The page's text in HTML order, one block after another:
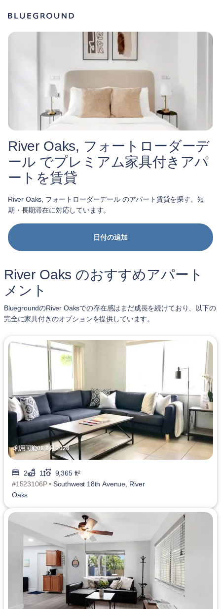
River Oaks, フォートローダーデ
ール でプレミアム家具付きアパ
ートを賃貸
River Oaks, フォートローダーデール のアパート賃貸を探す。短
期・長期滞在に対応しています。
日付の追加
River Oaks のおすすめアパート
メント
BluegroundのRiver Oaksでの存在感はまだ成長を続けており、以下の
完全に家具付きのオプションを提供しています。
利用可能08 8月 2026
2 1
9,365 ft²
#1523106P • Southwest 18th Avenue, River
Oaks